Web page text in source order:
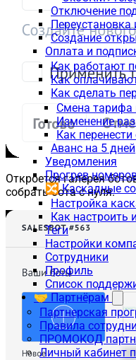
Отключение
Переустановка
Создание
Оплата и
Как работают
Как
Как сделать
Смена тарифа
Изменение
Как
Аванс на 5 дней
Уведомления
Прогрев
🔀 Каскадные
Настройка
Как настроить
Теги
Настройки
Сотрудники
Профиль
Список
🤝 Партнёрам
Партнерская
Правила
ПРОМОКОД
Личный кабинет
Откроется галерея
собрать бота с нуля.